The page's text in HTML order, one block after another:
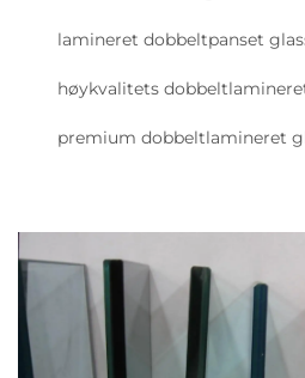
lamineret dobbeltpanset
høykvalitets
premium dobbeltlamineret